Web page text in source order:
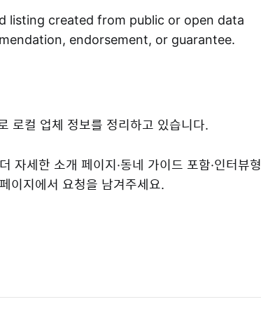
listing created from public or open data
endorsement, or guarantee.
로컬 업체 정보를 정리하고 있습니다.
자세한 소개 페이지·동네 가이드 포함·인터뷰형
이지에서 요청을 남겨주세요.